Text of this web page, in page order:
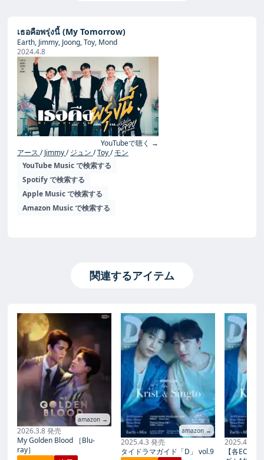
เธอคือพรุ่งนี้ (My Tomorrow)
Earth, Jimmy, Joong, Toy, Mond
2024.4.8
YouTubeで聴く →
アース
Jimmy ジュン Toy
モン
YouTube Music で検索する
Spotify で検索する
Apple Music で検索する
Amazon Music で検索する
関連するアイテム
amazon →
2026.3.8 発売
My Golden Blood ［Blu-
ray］
amazon →
2025.4.3 発売
タイドラマガイド「D」 vol.9
2025.4.3 発
【各EC限